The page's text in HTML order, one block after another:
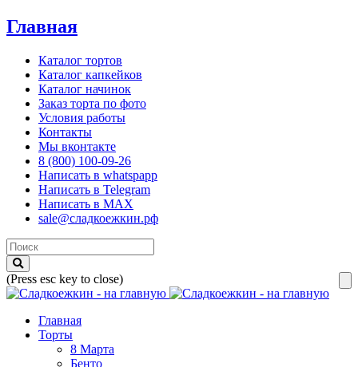
Главная
Каталог тортов
Каталог капкейков
Каталог начинок
Заказ торта по фото
Условия работы
Контакты
Мы вконтакте
8 (800) 100-09-26
Написать в whatspapp
Написать в Telegram
Написать в MAX
sale@сладкоежкин.рф
(Press esc key to close)
Главная
Торты
8 Марта
Бенто